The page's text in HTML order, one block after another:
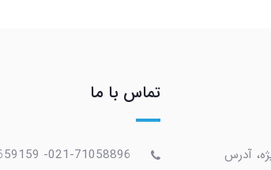
آدرس
تماس با ما